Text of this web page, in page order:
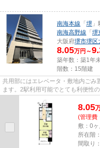
南海本線 「 堺
南海高野線 「 堺
大阪府堺市堺区
8.05万円～
築年数：築1年
階数：15階建
共用部にはエレベータ・敷地内ごみ
ます。2駅利用可能でとても利便性
8.05
(管理費
敷：0
所在階
間取り